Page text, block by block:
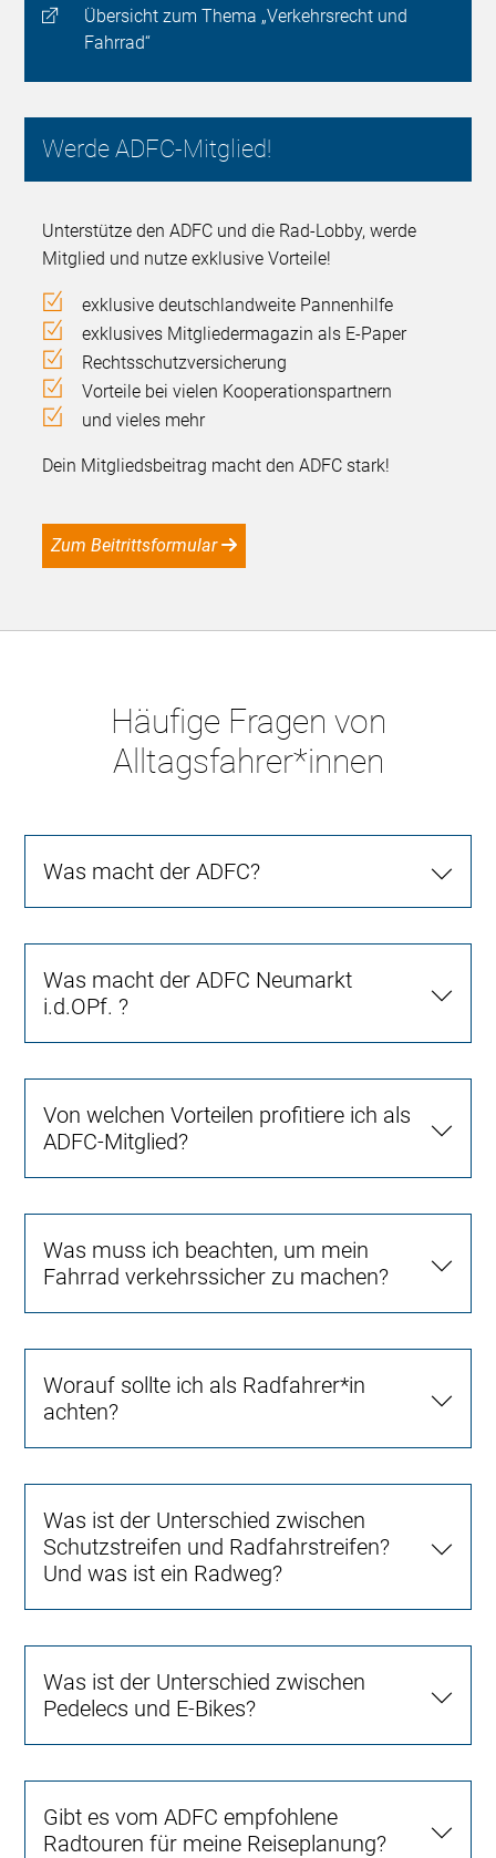
Übersicht zum Thema „Verkehrsrecht und
Fahrrad“
Werde ADFC-Mitglied!
Unterstütze den ADFC und die Rad-Lobby, werde
Mitglied und nutze exklusive Vorteile!
exklusive deutschlandweite Pannenhilfe
exklusives Mitgliedermagazin als E-Paper
Rechtsschutzversicherung
Vorteile bei vielen Kooperationspartnern
und vieles mehr
Dein Mitgliedsbeitrag macht den ADFC stark!
Zum Beitrittsformular
Häufige Fragen von
Alltagsfahrer*innen
Was macht der ADFC?
Was macht der ADFC Neumarkt
i.d.OPf. ?
Von welchen Vorteilen profitiere ich als
ADFC-Mitglied?
Was muss ich beachten, um mein
Fahrrad verkehrssicher zu machen?
Worauf sollte ich als Radfahrer*in
achten?
Was ist der Unterschied zwischen
Schutzstreifen und Radfahrstreifen?
Und was ist ein Radweg?
Was ist der Unterschied zwischen
Pedelecs und E-Bikes?
Gibt es vom ADFC empfohlene
Radtouren für meine Reiseplanung?